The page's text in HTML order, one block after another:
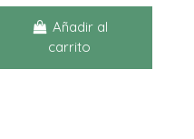
Añadir al
carrito